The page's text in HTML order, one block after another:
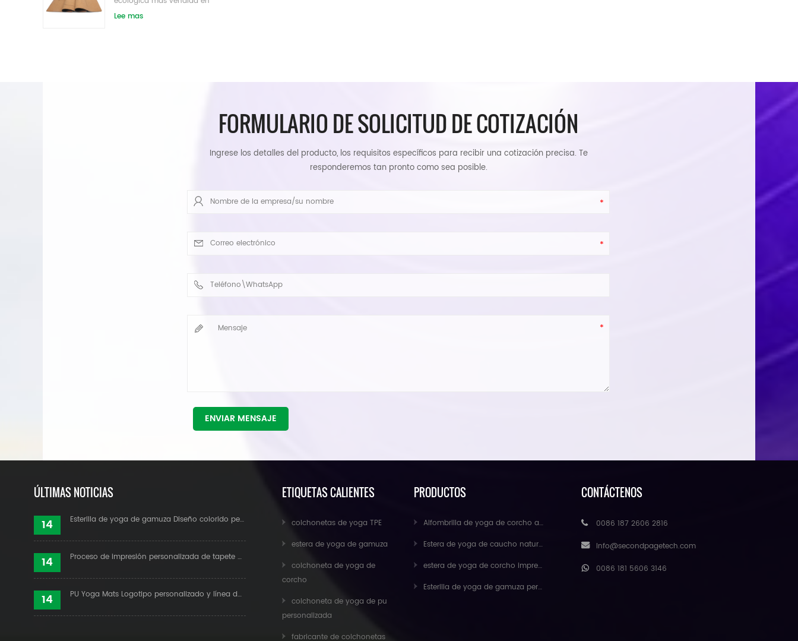
Amazon
Lee mas
FORMULARIO DE SOLICITUD DE COTIZACIÓN
Ingrese los detalles del producto, los requisitos específicos para recibir una cotización precisa. Te
responderemos tan pronto como sea posible.
ENVIAR MENSAJE
ÚLTIMAS NOTICIAS
14 Esterilla de yoga de gamuza Diseño colorido personalizado
14 Proceso de impresión personalizada de tapete de yoga de gamuza
14 PU Yoga Mats Logotipo personalizado y línea de alineación
ETIQUETAS CALIENTES
colchonetas de yoga TPE
estera de yoga de gamuza
colchoneta de yoga de
corcho
colchoneta de yoga de pu
personalizada
fabricante de colchonetas
PRODUCTOS
Alfombrilla de yoga de corcho antideslizante para ejercicios ecológicos al por mayor
Estera de yoga de caucho natural de gamuza al por mayor para importadores
estera de yoga de corcho impresa personalizada antideslizante respetuosa con el medio ambiente de caucho natural
Esterilla de yoga de gamuza personalizada de nuevo diseño de Baishengmei
CONTÁCTENOS
0086 187 2606 2816
Info@secondpagetech.com
0086 181 5606 3146